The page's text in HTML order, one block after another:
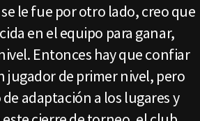
le fue por otro lado, creo que
en el equipo para ganar,
Entonces hay que confiar
jugador de primer nivel, pero
adaptación a los lugares y